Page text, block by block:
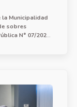
la Municipalidad
sobres
N° 07/2026